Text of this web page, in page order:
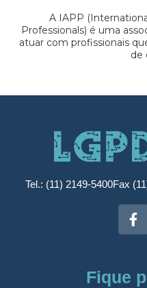
A IAPP
Professionals) é uma
atuar com profissionais
de
Tel.: (11) 2149-5400Fax
Fique